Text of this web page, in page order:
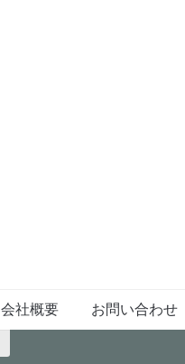
会社概要 お問い合わせ